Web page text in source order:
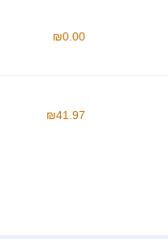
₪0.00
₪41.97